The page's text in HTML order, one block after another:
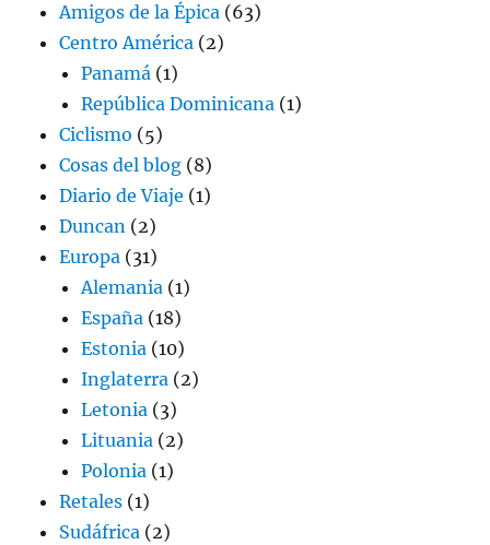
Amigos de la Épica (63)
Centro América (2)
Panamá (1)
República Dominicana (1)
Ciclismo (5)
Cosas del blog (8)
Diario de Viaje (1)
Duncan (2)
Europa (31)
Alemania (1)
España (18)
Estonia (10)
Inglaterra (2)
Letonia (3)
Lituania (2)
Polonia (1)
Retales (1)
Sudáfrica (2)